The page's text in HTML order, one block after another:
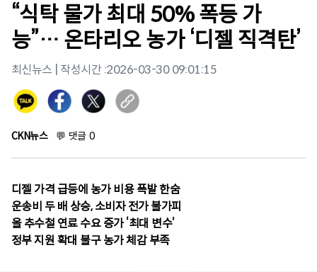
“식탁 물가 최대 50% 폭등 가
능”… 온타리오 농가 ‘디젤 직격탄’
최신뉴스 | 작성시간 :2026-03-30 09:01:15
CKN뉴스 💬 댓글 0
디젤 가격 급등에 농가 비용 폭발 한숨
운송비 두 배 상승, 소비자 전가 불가피
올 추수철 연료 수요 증가 ‘최대 변수’
정부 지원 확대 불구 농가 체감 부족